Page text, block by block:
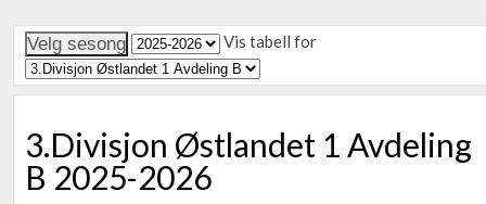
Vis tabell for
3.Divisjon Østlandet 1 Avdeling
B 2025-2026